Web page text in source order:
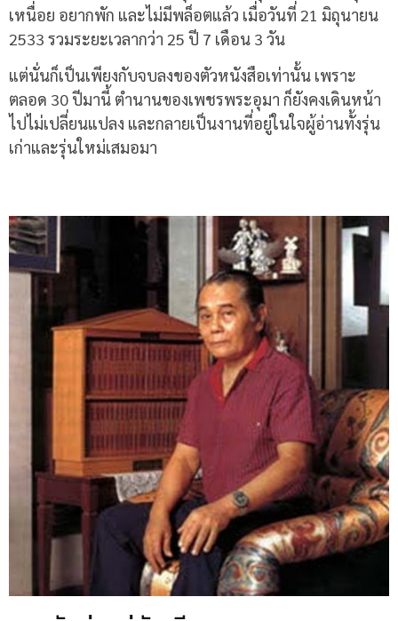
เหนื่อย อยากพัก และไม่มีพล็อตแล้ว เมื่อวันที่ 21 มิถุนายน
2533 รวมระยะเวลากว่า 25 ปี 7 เดือน 3 วัน
แต่นั่นก็เป็นเพียงกับจบลงของตัวหนังสือเท่านั้น เพราะ
ตลอด 30 ปีมานี้ ตำนานของเพชรพระอุมา ก็ยังคงเดินหน้า
ไปไม่เปลี่ยนแปลง และกลายเป็นงานที่อยู่ในใจผู้อ่านทั้งรุ่น
เก่าและรุ่นใหม่เสมอมา